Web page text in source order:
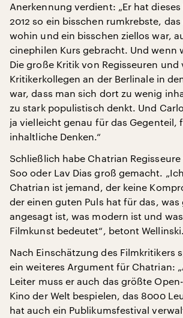
Anerkennung verdient: „Er hat dieses
2012 so ein bisschen rumkrebste,
wohin und ein bisschen ziellos war,
cinephilen Kurs gebracht. Und wenn
Die große Kritik von Regisseuren und
Kritikerkollegen an der Berlinale in
war, dass man sich dort zu wenig
zu stark populistisch denkt. Und
ja vielleicht genau für das Gegenteil,
inhaltliche Denken.“
Schließlich habe Chatrian
Soo oder Lav Dias groß gemacht.
Chatrian ist jemand, der keine
der einen guten Puls hat für das, was
angesagt ist, was modern ist und
Filmkunst bedeutet“, betont Wellinski.
Nach Einschätzung des Filmkritikers
ein weiteres Argument für Chatrian:
Leiter muss er auch das größte
Kino der Welt bespielen, das 8000
hat auch ein Publikumsfestival